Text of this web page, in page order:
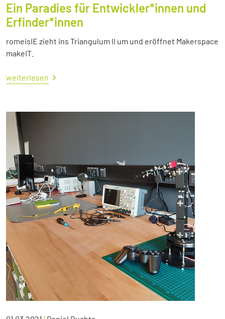
Ein Paradies für Entwickler*innen und
Erfinder*innen
romeisIE zieht ins Triangulum II um und eröffnet Makerspace
makeIT.
weiterlesen